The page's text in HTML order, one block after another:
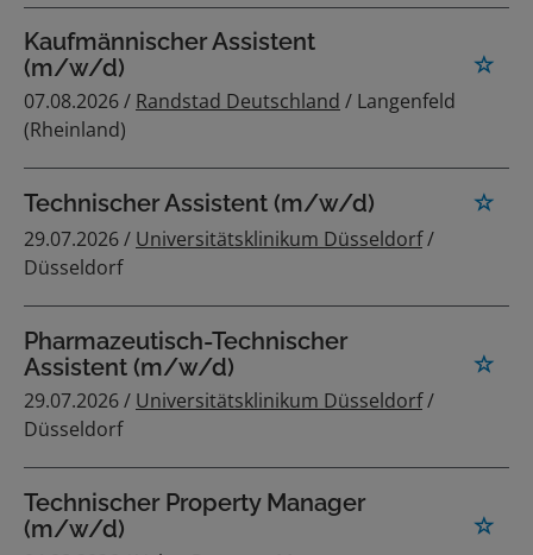
Kaufmännischer Assistent
(m/w/d)
07.08.2026 / Randstad Deutschland / Langenfeld
(Rheinland)
Technischer Assistent (m/w/d)
29.07.2026 / Universitätsklinikum Düsseldorf/
Düsseldorf
Pharmazeutisch-Technischer
Assistent (m/w/d)
29.07.2026 / Universitätsklinikum Düsseldorf/
Düsseldorf
Technischer Property Manager
(m/w/d)